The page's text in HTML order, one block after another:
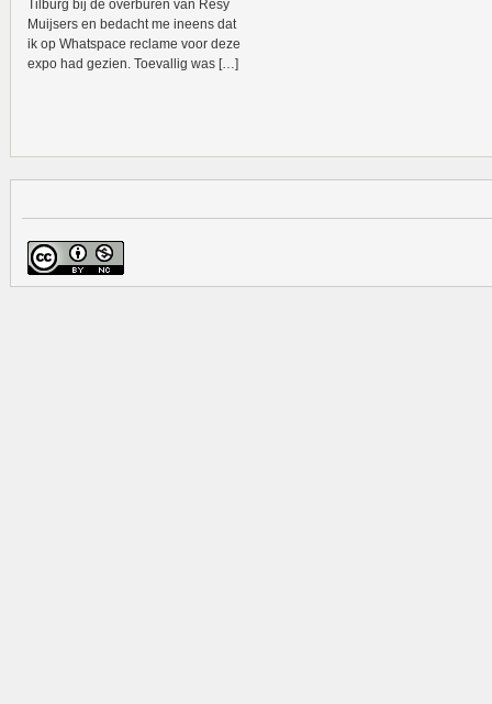
Tilburg bij de overburen van Resy
Muijsers en bedacht me ineens dat
ik op Whatspace reclame voor deze
expo had gezien. Toevallig was […]